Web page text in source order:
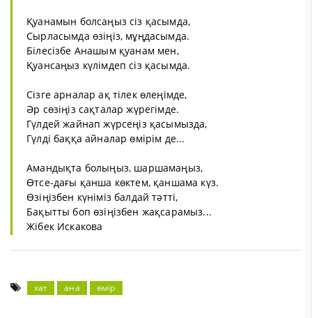
Қуанамын болсаңыз сіз қасымда,
Сырласымда өзіңіз, мұңдасымда.
Білесізбе Анашым қуанам мен,
Қуансаңыз күлімдеп сіз қасымда.
Сізге арналар ақ тілек өлеңімде,
Әр сөзіңіз сақталар жүрегімде.
Гүлдей жайнап жүрсеңіз қасымызда,
Гүлді баққа айналар өмірім де...
Амандықта болыңыз, шаршамаңыз,
Өтсе-дағы қанша көктем, қаншама күз.
Өзіңізбен күніміз балдай тәтті,
Бақытты боп өзіңізбен жақсарамыз...
Жібек Искакова
хат ана өмір